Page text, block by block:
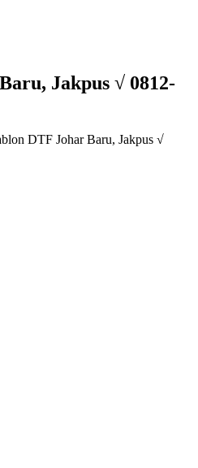
Jakpus √ 0812-
DTF Johar Baru, Jakpus √